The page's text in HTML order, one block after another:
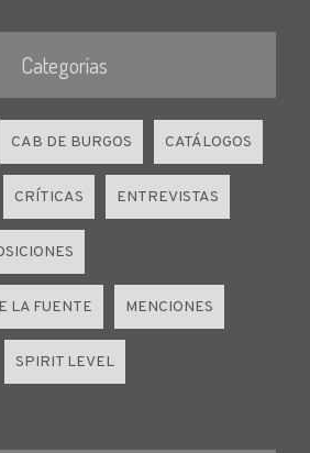
Categorías
CAB DE BURGOS CATÁLOGOS
CRÍTICAS ENTREVISTAS
LA FUENTE MENCIONES
SPIRIT LEVEL